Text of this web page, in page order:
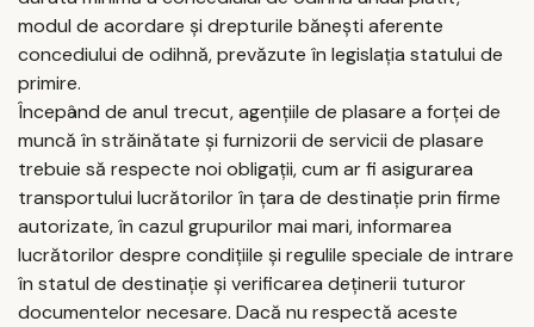
modul de acordare și drepturile bănești aferente
concediului de odihnă, prevăzute în legislația statului de
primire.
Începând de anul trecut, agențiile de plasare a forței de
muncă în străinătate și furnizorii de servicii de plasare
trebuie să respecte noi obligații, cum ar fi asigurarea
transportului lucrătorilor în țara de destinație prin firme
autorizate, în cazul grupurilor mai mari, informarea
lucrătorilor despre condițiile și regulile speciale de intrare
în statul de destinație și verificarea deținerii tuturor
documentelor necesare. Dacă nu respectă aceste